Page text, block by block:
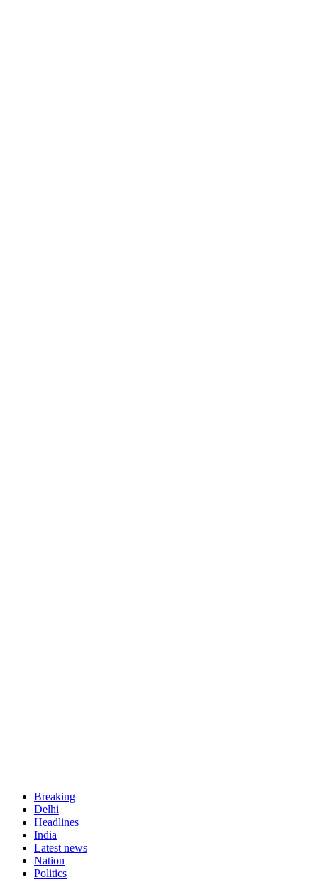
Breaking
Delhi
Headlines
India
Latest news
Nation
Politics